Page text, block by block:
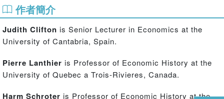
sidelined or marginalised when economists and policy-
makers enthusiastically embraced the question of how to
reform the utilities from the 1970s. This book examines in
depth the complex regulation and deregulation of energy,
Western Europe, the United States, Australia, Brazil,
China and India. In each case, attention is drawn to the
作者簡介
Judith Clifton is Senior Lecturer in Economics at the
University of Cantabria, Spain.
Pierre Lanthier is Professor of Economic History at the
University of Quebec a Trois-Rivieres, Canada.
Harm Schroter is Professor of Economic History at the